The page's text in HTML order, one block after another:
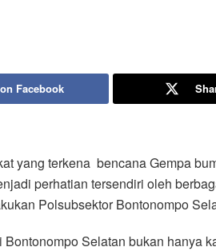
Facebook
yang terkena bencana Gempa
perhatian tersendiri oleh
Polsubsektor Bontonompo
Selatan bukan hanya